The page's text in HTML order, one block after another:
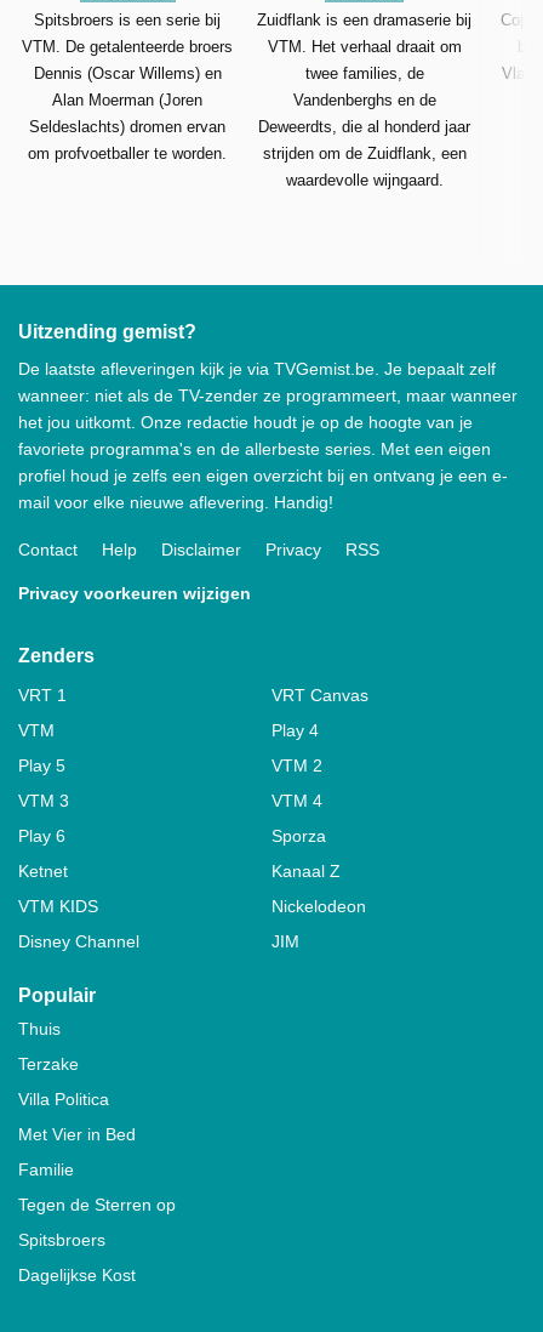
Spitsbroers is een serie bij
VTM. De getalenteerde broers
Dennis (Oscar Willems) en
Alan Moerman (Joren
Seldeslachts) dromen ervan
om profvoetballer te worden.
Zuidflank is een dramaserie bij
VTM. Het verhaal draait om
twee families, de
Vandenberghs en de
Deweerdts, die al honderd jaar
strijden om de Zuidflank, een
waardevolle wijngaard.
bij
Uitzending gemist?
De laatste afleveringen kijk je via TVGemist.be. Je bepaalt zelf
wanneer: niet als de TV-zender ze programmeert, maar wanneer
het jou uitkomt. Onze redactie houdt je op de hoogte van je
favoriete programma's en de allerbeste series. Met een eigen
profiel houd je zelfs een eigen overzicht bij en ontvang je een e-
mail voor elke nieuwe aflevering. Handig!
Contact Help Disclaimer Privacy RSS
Privacy voorkeuren wijzigen
Zenders
VRT 1
VRT Canvas
VTM
Play 4
Play 5
VTM 2
VTM 3
VTM 4
Play 6
Sporza
Ketnet
Kanaal Z
VTM KIDS
Nickelodeon
Disney Channel
JIM
Populair
Thuis
Terzake
Villa Politica
Met Vier in Bed
Familie
Tegen de Sterren op
Spitsbroers
Dagelijkse Kost